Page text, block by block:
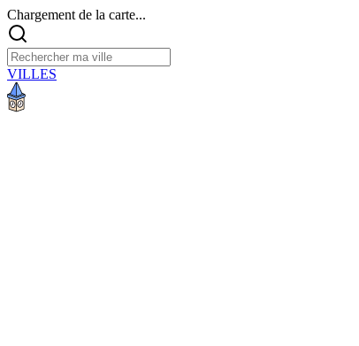
Chargement de la carte...
VILLES